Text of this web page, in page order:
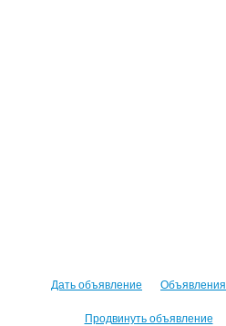
Дать объявление Объявления
Продвинуть объявление